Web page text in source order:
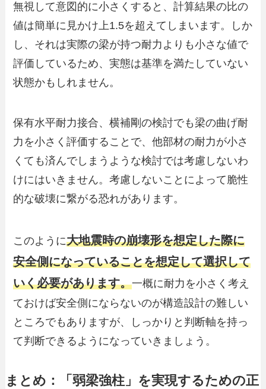
無視して意図的に小さくすると、計算結果の比の
値は簡単に見かけ上1.5を超えてしまいます。しか
し、それは実際の梁が持つ耐力よりも小さな値で
評価しているため、実態は基準を満たしていない
状態かもしれません。
保有水平耐力接合、横補剛の検討でも梁の曲げ耐
力を小さく評価することで、他部材の耐力が小さ
くても済んでしまうような検討では考慮しないわ
けにはいきません。考慮しないことによって脆性
的な破壊に繋がる恐れがあります。
このように大地震時の崩壊形を想定した際に
安全側になっていることを想定して選択して
いく必要があります。一概に耐力を小さく考え
ておけば安全側にならないのが構造設計の難しい
ところでもありますが、しっかりと判断軸を持っ
て判断できるようになっていきましょう。
まとめ：「弱梁強柱」を実現するための正